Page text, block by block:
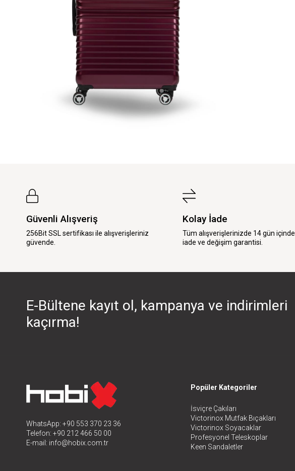
Güvenli Alışveriş
256Bit SSL sertifikası ile alışverişleriniz
güvende.
Kolay İade
Tüm alışverişlerinizde 14 gün içinde
iade ve değişim garantisi.
E-Bültene kayıt ol, kampanya ve indirimleri
kaçırma!
WhatsApp: +90 553 370 23 36
Telefon: +90 212 466 50 00
E-mail: info@hobix.com.tr
Popüler Kategoriler
İsviçre Çakıları
Victorinox Mutfak Bıçakları
Victorinox Soyacaklar
Profesyonel Teleskoplar
Keen Sandaletler